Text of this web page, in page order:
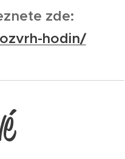
zde:
hodin/